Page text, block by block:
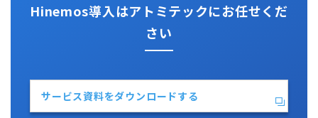
Hinemos導入はアトミテックにお任せくだ
さい
サービス資料をダウンロードする